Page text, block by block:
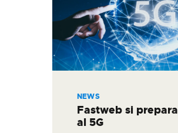
NEWS
Fastweb si prepara
al 5G